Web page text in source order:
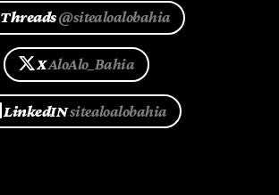
Threads@sitealoalobahia
XAloAlo_Bahia
LinkedINsitealoalobahia